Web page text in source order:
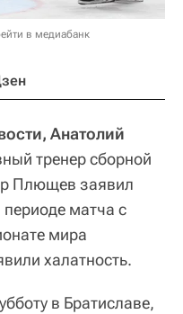
в медиабанк
Анатолий
тренер сборной
Плющев заявил
матча с
мира
халатность.
в Братиславе,